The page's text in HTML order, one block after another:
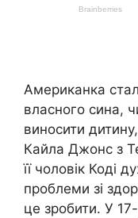
Американка
власного сина,
виносити
Кайла Джонс з
її чоловік Коді
проблеми зі
це зробити. У